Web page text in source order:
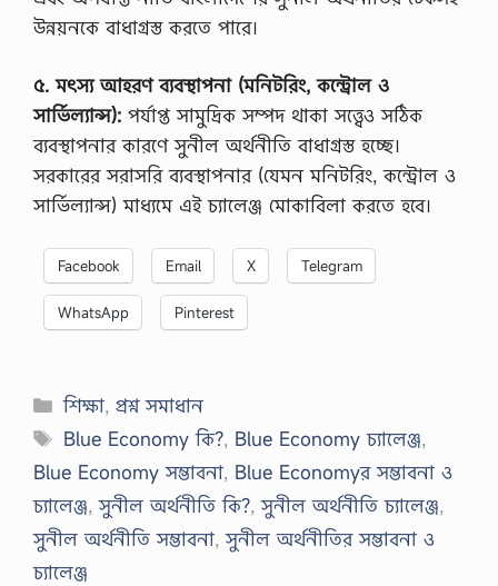
উন্নয়নকে বাধাগ্রস্ত করতে পারে।
৫. মৎস্য আহরণ ব্যবস্থাপনা (মনিটরিং, কন্ট্রোল ও
সার্ভিল্যান্স): পর্যাপ্ত সামুদ্রিক সম্পদ থাকা সত্ত্বেও সঠিক
ব্যবস্থাপনার কারণে সুনীল অর্থনীতি বাধাগ্রস্ত হচ্ছে।
সরকারের সরাসরি ব্যবস্থাপনার (যেমন মনিটরিং, কন্ট্রোল ও
সার্ভিল্যান্স) মাধ্যমে এই চ্যালেঞ্জ মোকাবিলা করতে হবে।
Facebook Email X Telegram
WhatsApp Pinterest
Categories
শিক্ষা,প্রশ্ন সমাধান
Tags
Blue Economy কি?, Blue Economy চ্যালেঞ্জ,
Blue Economy সম্ভাবনা, Blue Economyর সম্ভাবনা ও
চ্যালেঞ্জ,সুনীল অর্থনীতি কি?,সুনীল অর্থনীতি চ্যালেঞ্জ,
সুনীল অর্থনীতি সম্ভাবনা,সুনীল অর্থনীতির সম্ভাবনা ও
চ্যালেঞ্জ